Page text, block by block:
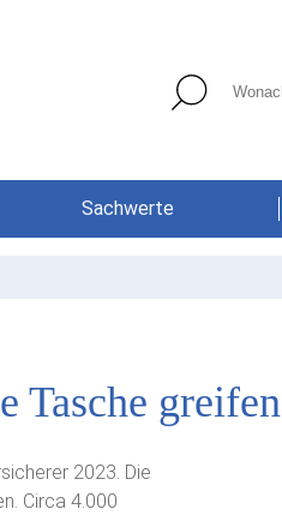
Sachwerte
Tasche greifen
2023. Die
Circa 4.000